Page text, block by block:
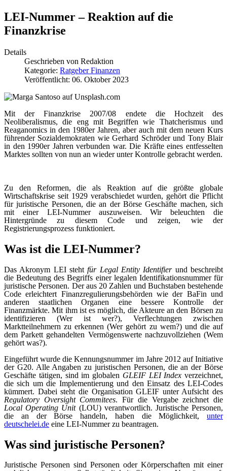
LEI-Nummer – Reaktion auf die
Finanzkrise
Details
Geschrieben von Redaktion
Kategorie: Ratgeber Finanzen
Veröffentlicht: 06. Oktober 2023
Mit der Finanzkrise 2007/08 endete die Hochzeit des
Neoliberalismus, die eng mit Begriffen wie Thatcherismus und
Reaganomics in den 1980er Jahren, aber auch mit dem neuen Kurs
führender Sozialdemokraten wie Gerhard Schröder und Tony Blair
in den 1990er Jahren verbunden war. Die Kräfte eines entfesselten
Marktes sollten von nun an wieder unter Kontrolle gebracht werden.
Zu den Reformen, die als Reaktion auf die größte globale
Wirtschaftskrise seit 1929 verabschiedet wurden, gehört die Pflicht
für juristische Personen, die an der Börse Geschäfte machen, sich
mit einer LEI-Nummer auszuweisen. Wir beleuchten die
Hintergründe zu diesem Code und zeigen, wie der
Registrierungsprozess funktioniert.
Was ist die LEI-Nummer?
Das Akronym LEI stehtfür Legal Entity Identifierund beschreibt
die Bedeutung des Begriffs einer legalen Identifikationsnummer für
juristische Personen. Der aus 20 Zahlen und Buchstaben bestehende
Code erleichtert Finanzregulierungsbehörden wie der BaFin und
anderen staatlichen Organen eine bessere Kontrolle der
Finanzmärkte. Mit ihm ist es möglich, die Akteure an den Börsen zu
identifizieren (Wer ist wer?), Verflechtungen zwischen
Marktteilnehmern zu erkennen (Wer gehört zu wem?) und die auf
dem Parkett gehandelten Vermögenswerte nachzuvollziehen (Wem
gehört was?).
Eingeführt wurde die Kennungsnummer im Jahre 2012 auf Initiative
der G20. Alle Angaben zu juristischen Personen, die an der Börse
Geschäfte tätigen, sind im globalen GLEIF LEI Index verzeichnet,
die sich um die Implementierung und den Einsatz des LEI-Codes
kümmert. Dabei steht die Organisation GLEIF unter Aufsicht des
Regulatory Oversight Commitees. Für die Vergabe zeichnet die
Local Operating Unit(LOU) verantwortlich. Juristische Personen,
die an der Börse handeln, haben die Möglichkeit, unter
deutschelei.de eine LEI-Nummer zu beantragen.
Was sind juristische Personen?
Juristische Personen sind Personen oder Körperschaften mit einer